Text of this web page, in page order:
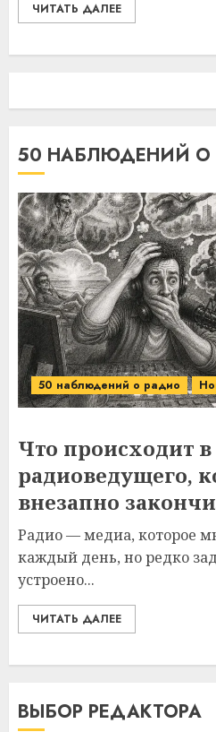
ЧИТАТЬ ДАЛЕЕ
50 НАБЛЮДЕНИЙ
50 наблюдений о радио
Что происходит в
радиоведущего,
внезапно
Радио — медиа, которое
каждый день, но редко
устроено...
ЧИТАТЬ ДАЛЕЕ
ВЫБОР РЕДАКТОРА